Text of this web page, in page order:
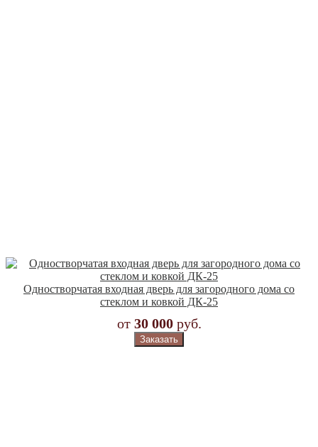
Одностворчатая входная дверь для загородного дома со
стеклом и ковкой ДК-25
от 30 000 руб.
Заказать